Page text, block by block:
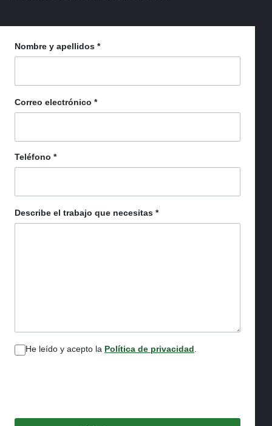
Nombre y apellidos *
Correo electrónico *
Teléfono *
Describe el trabajo que necesitas *
He leído y acepto la Política de privacidad